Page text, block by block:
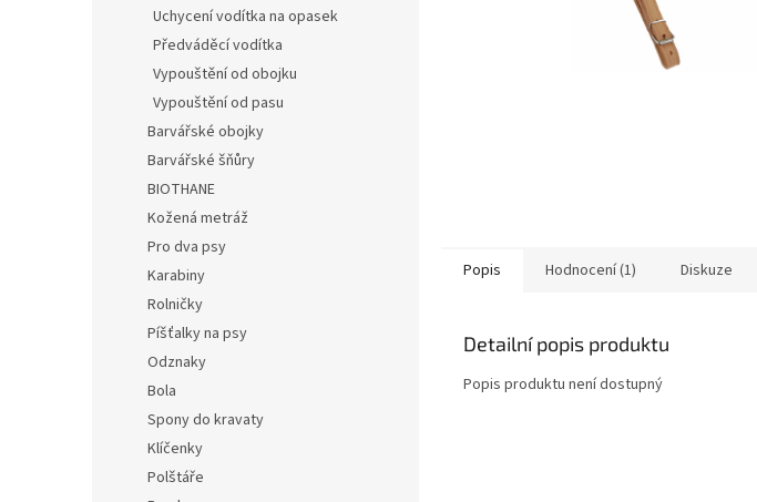
Uchycení vodítka na opasek
Předváděcí vodítka
Vypouštění od obojku
Vypouštění od pasu
Barvářské obojky
Barvářské šňůry
BIOTHANE
Kožená metráž
Pro dva psy
Karabiny
Rolničky
Píšťalky na psy
Odznaky
Bola
Spony do kravaty
Klíčenky
Polštáře
Popis Hodnocení (1) Diskuze
Detailní popis produktu
Popis produktu není dostupný